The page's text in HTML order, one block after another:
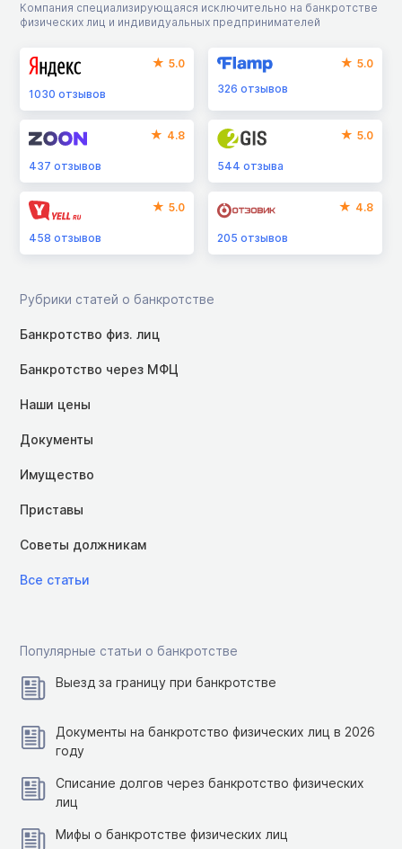
Компания специализирующаяся исключительно на банкротстве
физических лиц и индивидуальных предпринимателей
5.0
1030 отзывов
5.0
326отзывов
4.8
437 отзывов
5.0
544отзыва
5.0
458 отзывов
4.8
205отзывов
Рубрики статей о банкротстве
Банкротство физ. лиц
Банкротство через МФЦ
Наши цены
Документы
Имущество
Приставы
Советы должникам
Все статьи
Популярные статьи о банкротстве
Выезд за границу при банкротстве
Документы на банкротство физических лиц в 2026
году
Списание долгов через банкротство физических
лиц
Мифы о банкротстве физических лиц